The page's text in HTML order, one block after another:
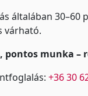
általában 30–60
várható.
pontos munka –
+36 30